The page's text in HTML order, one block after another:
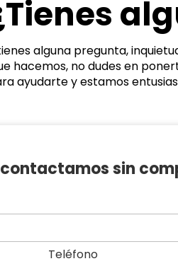
alguna pregunta,
hacemos, no dudes en
ayudarte y estamos
sin
Teléfono